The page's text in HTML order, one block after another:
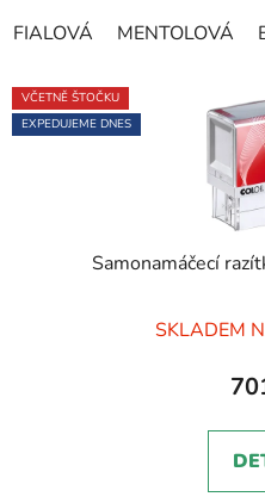
FIALOVÁ MENTOLOVÁ
VČETNĚ ŠTOČKU
EXPEDUJEME DNES
Samonamáčecí
SKLADEM